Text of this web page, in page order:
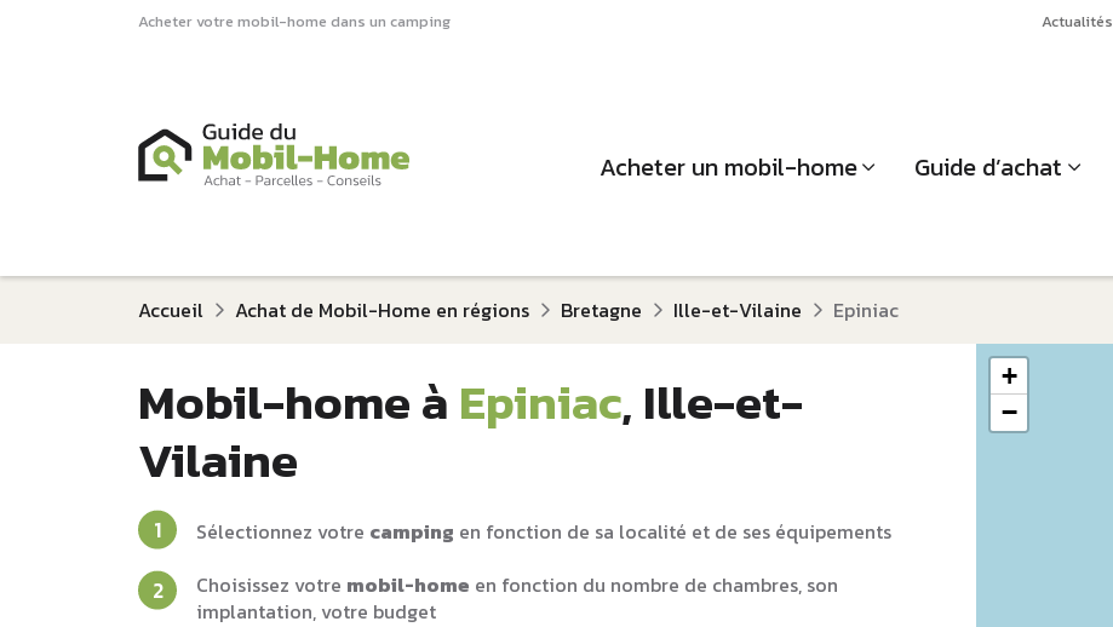
Acheter votre mobil-home dans un camping Actualités
Acheter un mobil-home Guide d’achat
Accueil Achat de Mobil-Home en régions Bretagne Ille-et-Vilaine Epiniac
+
−
Mobil-home à Epiniac, Ille-et-
Vilaine
Sélectionnez votre camping en fonction de sa localité et de ses équipements
Choisissez votre mobil-home en fonction du nombre de chambres, son
implantation, votre budget